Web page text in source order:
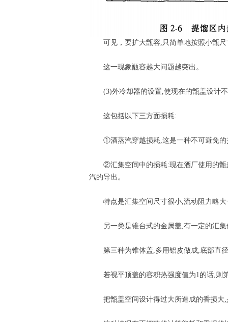
可见，要扩大甑容,只简单地按照小甑尺
这一现象甑容越大问题越突出。
(3)外冷却器的设置,使现在的甑盖设计不
这包括以下三方面损耗:
①酒蒸汽穿越损耗,这是一种不可避免的
②汇集空间中的损耗:现在酒厂使用的甑
汽的导出。
特点是汇集空间尺寸很小,流动阻力略大
另一类是锥台式的金属盖,有一定的汇集
第三种为锥体盖,多用铝皮做成,底部直径
若视平顶盖的容积热强度值为1的话,则第
把甑盖空间设计得过大所造成的香损大,